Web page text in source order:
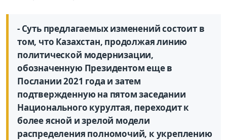
- Суть предлагаемых изменений состоит в
том, что Казахстан, продолжая линию
политической модернизации,
обозначенную Президентом еще в
Послании 2021 года и затем
подтвержденную на пятом заседании
Национального курултая, переходит к
более ясной и зрелой модели
распределения полномочий, к укреплению